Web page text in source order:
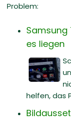
Problem:
Samsung
es liegen
helfen, das